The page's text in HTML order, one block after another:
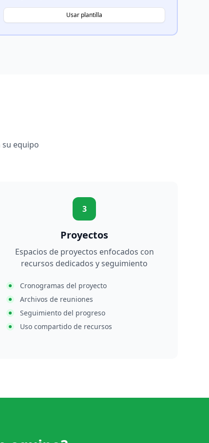
Usar plantilla
equipo
3
Proyectos
Espacios de proyectos enfocados con
recursos dedicados y seguimiento
Cronogramas del proyecto
Archivos de reuniones
Seguimiento del progreso
Uso compartido de recursos